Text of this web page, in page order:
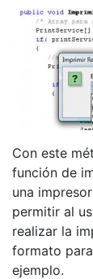
14
}
catch (
{
System.
}
Con este
función de
una
permitir al
realizar la
formato
ejemplo.